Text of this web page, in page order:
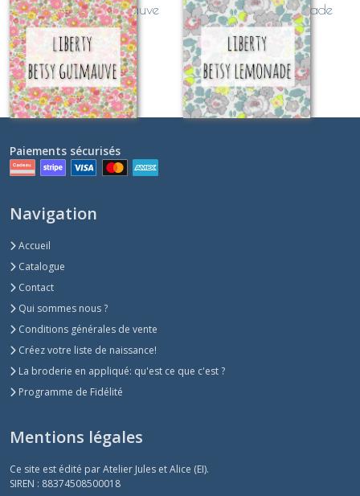
Liberty Betsy Guimauve
(EXCLUSIF!)
Sur demande
Liberty Betsy Lemonade
(EXCLUSIF!)
Sur demande
Paiements sécurisés
Navigation
Accueil
Catalogue
Contact
Qui sommes nous ?
Conditions générales de vente
Créez votre liste de naissance!
La broderie en appliqué: qu'est ce que c'est ?
Programme de Fidélité
Mentions légales
Ce site est édité par Atelier Jules et Alice (EI).
SIREN : 88374508500018